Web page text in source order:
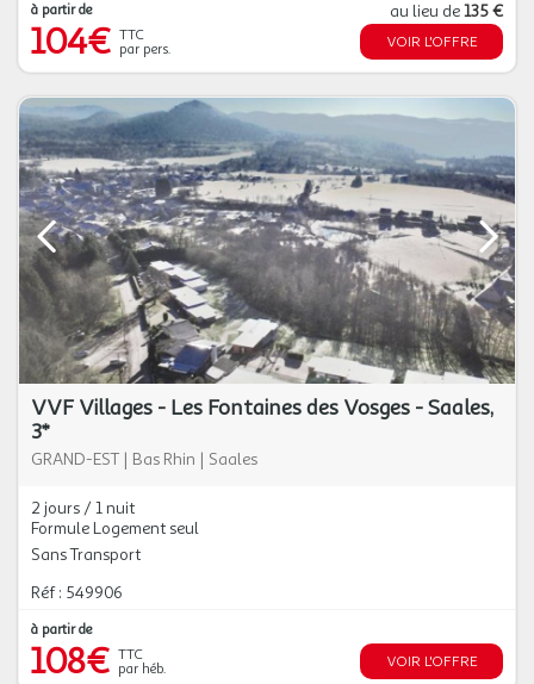
à partir de
104€ TTC
par pers.
au lieu de135 €
VOIR L'OFFRE
VVF Villages - Les Fontaines des Vosges - Saales,
3*
GRAND-EST | Bas Rhin | Saales
2 jours / 1 nuit
Formule Logement seul
Sans Transport
Réf : 549906
à partir de
108€ TTC
par héb.
VOIR L'OFFRE